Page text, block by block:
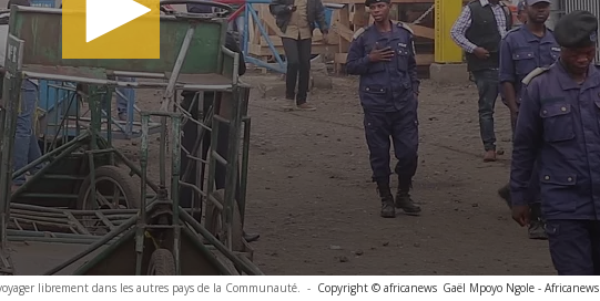
librement dans les autres pays de la Communauté. - Copyright © africanews Gaël Mpoyo Ngole - Africanews